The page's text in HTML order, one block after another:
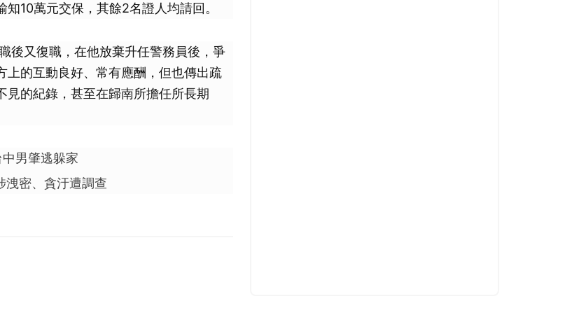
10萬元交保，其餘2名證人均請回。
後又復職，在他放棄升任警務員後，爭
上的互動良好、常有應酬，但也傳出疏
見的紀錄，甚至在歸南所擔任所長期
男肇逃躲家
洩密、貪汙遭調查